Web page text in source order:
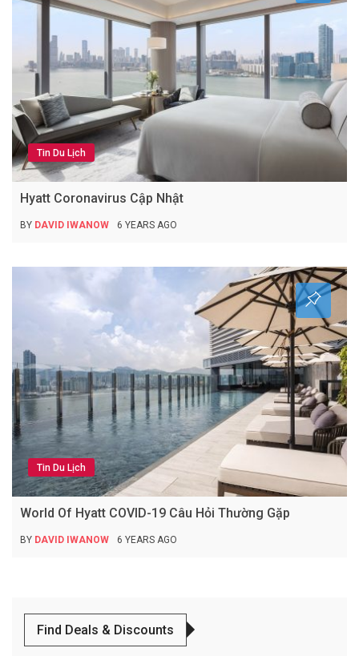
Tin Du Lịch
Hyatt Coronavirus Cập Nhật
BY DAVID IWANOW 6 YEARS AGO
Tin Du Lịch
World Of Hyatt COVID-19 Câu Hỏi Thường Gặp
BY DAVID IWANOW 6 YEARS AGO
Find Deals & Discounts